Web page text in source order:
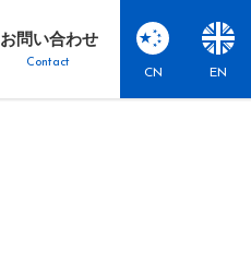
EN
CN
お問い合わせ
Contact